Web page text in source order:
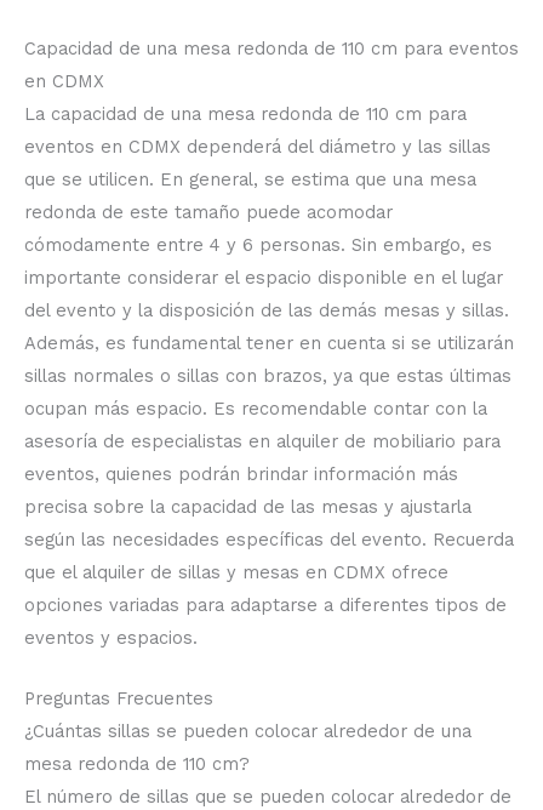
Capacidad de una mesa redonda de 110 cm para eventos
en CDMX
La capacidad de una mesa redonda de 110 cm para
eventos en CDMX dependerá del diámetro y las sillas
que se utilicen. En general, se estima que una mesa
redonda de este tamaño puede acomodar
cómodamente entre 4 y 6 personas. Sin embargo, es
importante considerar el espacio disponible en el lugar
del evento y la disposición de las demás mesas y sillas.
Además, es fundamental tener en cuenta si se utilizarán
sillas normales o sillas con brazos, ya que estas últimas
ocupan más espacio. Es recomendable contar con la
asesoría de especialistas en alquiler de mobiliario para
eventos, quienes podrán brindar información más
precisa sobre la capacidad de las mesas y ajustarla
según las necesidades específicas del evento. Recuerda
que el alquiler de sillas y mesas en CDMX ofrece
opciones variadas para adaptarse a diferentes tipos de
eventos y espacios.
Preguntas Frecuentes
¿Cuántas sillas se pueden colocar alrededor de una
mesa redonda de 110 cm?
El número de sillas que se pueden colocar alrededor de